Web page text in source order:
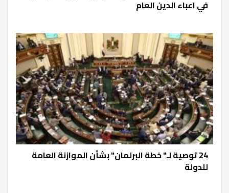
في اعباء الدين العام
24 توصية لـ" خطة البرلمان" بشأن الموازنة العامة
للدولة